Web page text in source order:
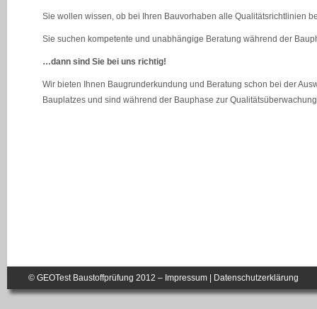
Sie wollen wissen, ob bei Ihren Bauvorhaben alle Qualitätsrichtlinien
Sie suchen kompetente und unabhängige Beratung während der
…dann sind Sie bei uns richtig!
Wir bieten Ihnen Baugrunderkundung und Beratung schon bei der
Bauplatzes und sind während der Bauphase zur
© GEOTest Baustoffprüfung 2012 – Impressum Datenschutzerklärung